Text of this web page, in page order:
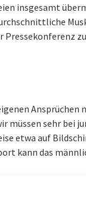
insgesamt
Ansprüchen
müssen sehr bei
etwa auf
kann das